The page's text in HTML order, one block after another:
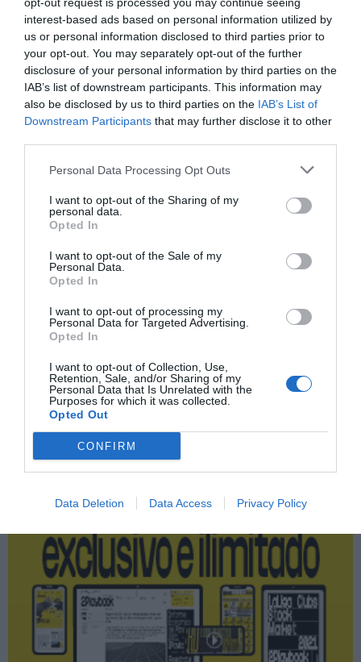
interest-based ads based on personal information utilized by
us or personal information disclosed to third parties prior to
your opt-out. You may separately opt-out of the further
disclosure of your personal information by third parties on the
IAB’s list of downstream participants. This information may
also be disclosed by us to third parties on the IAB’s List of
Downstream Participants that may further disclose it to other
Personal Data Processing Opt Outs
I want to opt-out of the Sharing of my
personal data.
Opted In
I want to opt-out of the Sale of my
Personal Data.
Opted In
I want to opt-out of processing my
Personal Data for Targeted Advertising.
Opted In
I want to opt-out of Collection, Use,
Retention, Sale, and/or Sharing of my
Personal Data that Is Unrelated with the
Purposes for which it was collected.
Opted Out
CONFIRM
Data Deletion Data Access Privacy Policy
Índex2P
Life Time
a expertos en creación de marca, pricing, expansión y
creación de experiencias. Puedes escucharlo aquí y
suscribirte al boletín quincenal marcando PRO Fitness a
través deeste enlace
Añadir2Playbookcomo fuente preferida de Google
de forma gratuita
Mantente informado con las últimas noticias de actualidad.
Compartir
Publicidad
2Playbook Club